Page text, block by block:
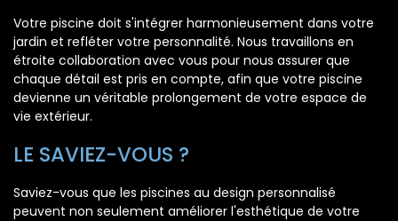
Votre piscine doit s'intégrer harmonieusement dans votre
jardin et refléter votre personnalité. Nous travaillons en
étroite collaboration avec vous pour nous assurer que
chaque détail est pris en compte, afin que votre piscine
devienne un véritable prolongement de votre espace de
vie extérieur.
LE SAVIEZ-VOUS ?
Saviez-vous que les piscines au design personnalisé
peuvent non seulement améliorer l'esthétique de votre